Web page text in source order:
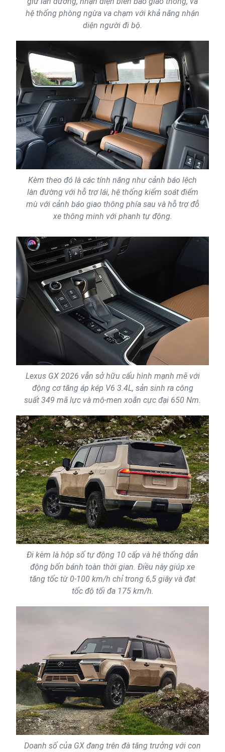
hệ thống phòng ngừa va chạm với khả năng nhận
diện người đi bộ.
Kèm theo đó là các tính năng như cảnh báo lệch
làn đường với hỗ trợ lái, hệ thống kiểm soát điểm
mù với cảnh báo giao thông phía sau và hỗ trợ đỗ
xe thông minh với phanh tự động.
Lexus GX 2026 vẫn sở hữu cấu hình mạnh mẽ với
động cơ tăng áp kép V6 3.4L, sản sinh ra công
suất 349 mã lực và mô-men xoắn cực đại 650 Nm.
Đi kèm là hộp số tự động 10 cấp và hệ thống dẫn
động bốn bánh toàn thời gian. Điều này giúp xe
tăng tốc từ 0-100 km/h chỉ trong 6,5 giây và đạt
tốc độ tối đa 175 km/h.
Doanh số của GX đang trên đà tăng trưởng với con